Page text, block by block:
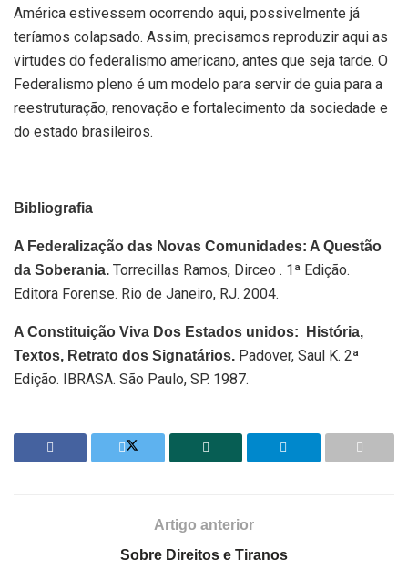
América estivessem ocorrendo aqui, possivelmente já
teríamos colapsado. Assim, precisamos reproduzir aqui as
virtudes do federalismo americano, antes que seja tarde. O
Federalismo pleno é um modelo para servir de guia para a
reestruturação, renovação e fortalecimento da sociedade e
do estado brasileiros.
Bibliografia
A Federalização das Novas Comunidades: A Questão
da Soberania. Torrecillas Ramos, Dirceo . 1ª Edição.
Editora Forense. Rio de Janeiro, RJ. 2004.
A Constituição Viva Dos Estados unidos: História,
Textos, Retrato dos Signatários. Padover, Saul K. 2ª
Edição. IBRASA. São Paulo, SP. 1987.
Artigo anterior
Sobre Direitos e Tiranos